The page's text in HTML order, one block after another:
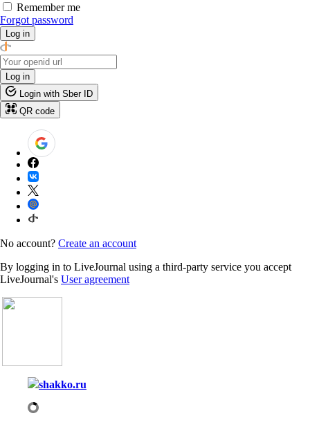
Remember me
Forgot password
Log in
Log in
Login with Sber ID
QR code
No account? Create an account
By logging in to LiveJournal using a third-party service you accept
LiveJournal's User agreement
shakko.ru